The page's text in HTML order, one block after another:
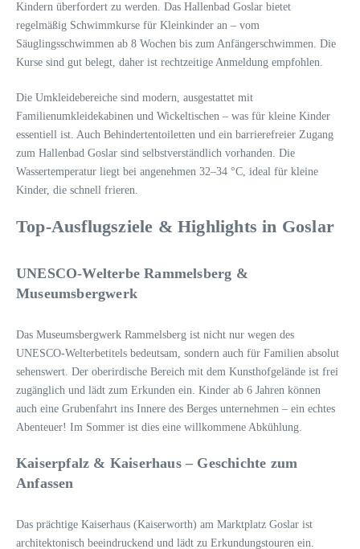
Kindern überfordert zu werden. Das Hallenbad Goslar bietet
regelmäßig Schwimmkurse für Kleinkinder an – vom
Säuglingsschwimmen ab 8 Wochen bis zum Anfängerschwimmen. Die
Kurse sind gut belegt, daher ist rechtzeitige Anmeldung empfohlen.
Die Umkleidebereiche sind modern, ausgestattet mit
Familienumkleidekabinen und Wickeltischen – was für kleine Kinder
essentiell ist. Auch Behindertentoiletten und ein barrierefreier Zugang
zum Hallenbad Goslar sind selbstverständlich vorhanden. Die
Wassertemperatur liegt bei angenehmen 32–34 °C, ideal für kleine
Kinder, die schnell frieren.
Top-Ausflugsziele & Highlights in Goslar
UNESCO-Welterbe Rammelsberg &
Museumsbergwerk
Das Museumsbergwerk Rammelsberg ist nicht nur wegen des
UNESCO-Welterbetitels bedeutsam, sondern auch für Familien absolut
sehenswert. Der oberirdische Bereich mit dem Kunsthofgelände ist frei
zugänglich und lädt zum Erkunden ein. Kinder ab 6 Jahren können
auch eine Grubenfahrt ins Innere des Berges unternehmen – ein echtes
Abenteuer! Im Sommer ist dies eine willkommene Abkühlung.
Kaiserpfalz & Kaiserhaus – Geschichte zum
Anfassen
Das prächtige Kaiserhaus (Kaiserworth) am Marktplatz Goslar ist
architektonisch beeindruckend und lädt zu Erkundungstouren ein.